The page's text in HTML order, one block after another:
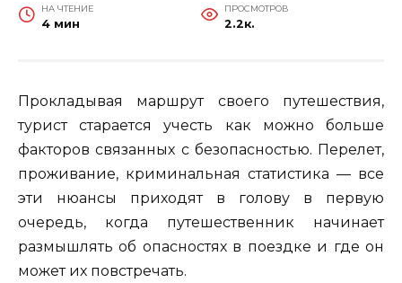
НА ЧТЕНИЕ
4 мин
ПРОСМОТРОВ
2.2к.
Прокладывая маршрут своего путешествия,
турист старается учесть как можно больше
факторов связанных с безопасностью. Перелет,
проживание, криминальная статистика — все
эти нюансы приходят в голову в первую
очередь, когда путешественник начинает
размышлять об опасностях в поездке и где он
может их повстречать.